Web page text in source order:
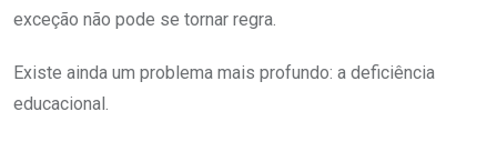
exceção não pode se tornar regra.
Existe ainda um problema mais profundo: a deficiência
educacional.